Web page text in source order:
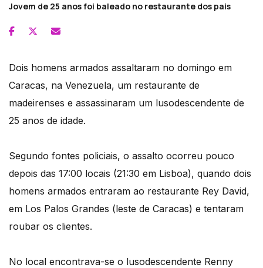
Jovem de 25 anos foi baleado no restaurante dos pais
Dois homens armados assaltaram no domingo em
Caracas, na Venezuela, um restaurante de
madeirenses e assassinaram um lusodescendente de
25 anos de idade.
Segundo fontes policiais, o assalto ocorreu pouco
depois das 17:00 locais (21:30 em Lisboa), quando dois
homens armados entraram ao restaurante Rey David,
em Los Palos Grandes (leste de Caracas) e tentaram
roubar os clientes.
No local encontrava-se o lusodescendente Renny